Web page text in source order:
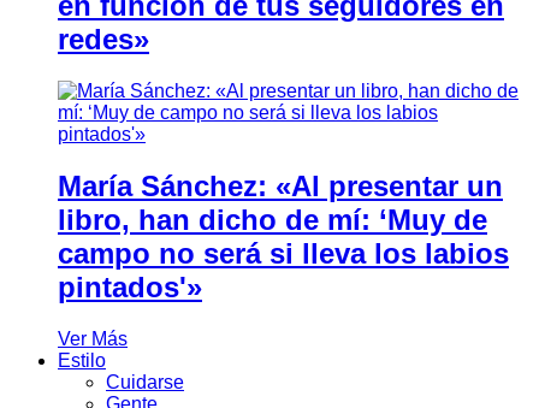
redes»
María Sánchez: «Al presentar un
libro, han dicho de mí: ‘Muy de
campo no será si lleva los labios
pintados'»
Ver Más
Estilo
Cuidarse
Gente